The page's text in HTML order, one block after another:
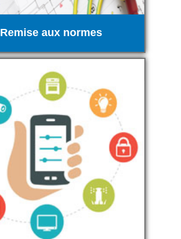
Remise aux normes